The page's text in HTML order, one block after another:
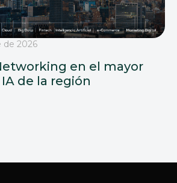
de 2026
en el mayor
de la región